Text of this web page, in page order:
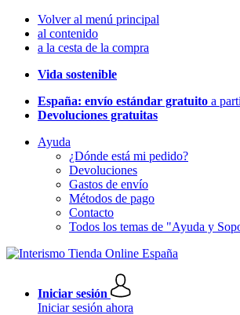
Volver al menú principal
al contenido
a la cesta de la compra
Vida sostenible
España: envío estándar gratuito a
Devoluciones gratuitas
Ayuda
¿Dónde está mi pedido?
Devoluciones
Gastos de envío
Métodos de pago
Contacto
Todos los temas de "Ayuda y
Iniciar sesión
Iniciar sesión ahora